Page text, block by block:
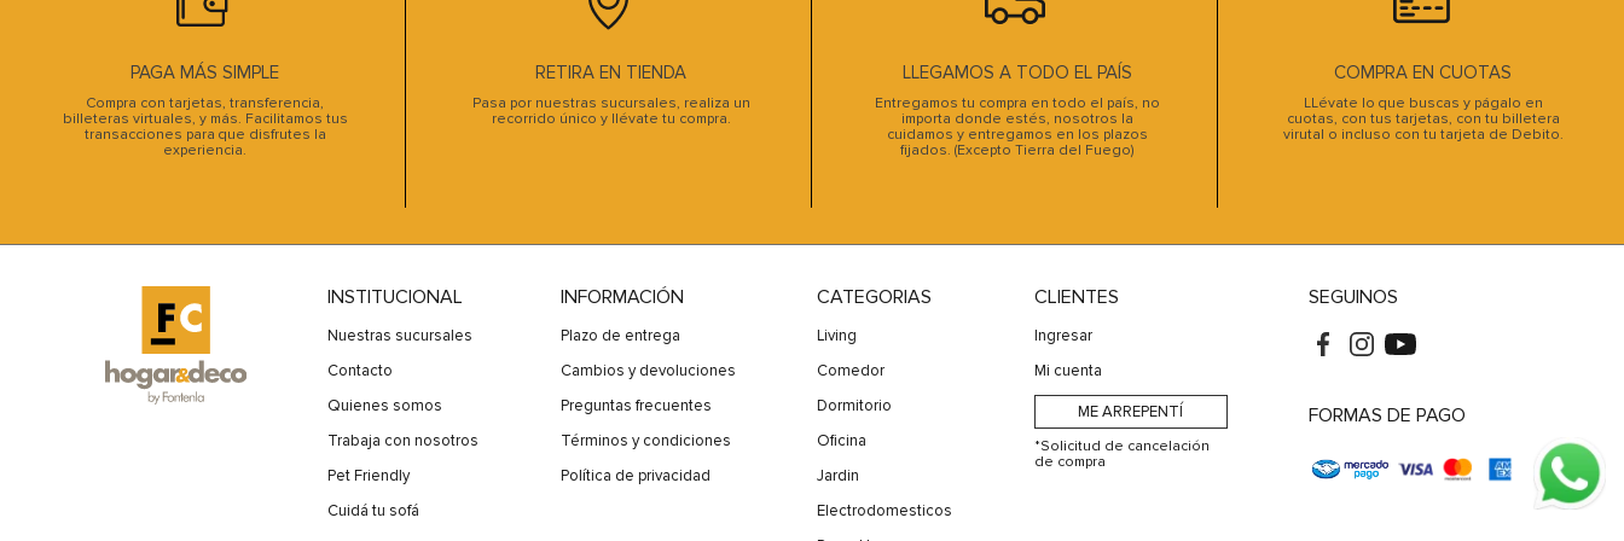
PAGA MÁS SIMPLE
Compra con tarjetas, transferencia,
billeteras virtuales, y más. Facilitamos tus
transacciones para que disfrutes la
experiencia.
RETIRA EN TIENDA
Pasa por nuestras sucursales, realiza un
recorrido único y llévate tu compra.
LLEGAMOS A TODO EL PAÍS
Entregamos tu compra en todo el país, no
importa donde estés, nosotros la
cuidamos y entregamos en los plazos
fijados. (Excepto Tierra del Fuego)
COMPRA EN CUOTAS
LLévate lo que buscas y págalo en
cuotas, con tus tarjetas, con tu billetera
virutal o incluso con tu tarjeta de Debito.
INSTITUCIONAL
Nuestras sucursales
Contacto
Quienes somos
Trabaja con nosotros
Pet Friendly
Cuidá tu sofá
INFORMACIÓN
Plazo de entrega
Cambios y devoluciones
Preguntas frecuentes
Términos y condiciones
Política de privacidad
CATEGORIAS
Living
Comedor
Dormitorio
Oficina
Jardin
Electrodomesticos
CLIENTES
Ingresar
Mi cuenta
ME ARREPENTÍ
*Solicitud de cancelación
de compra
SEGUINOS
FORMAS DE PAGO